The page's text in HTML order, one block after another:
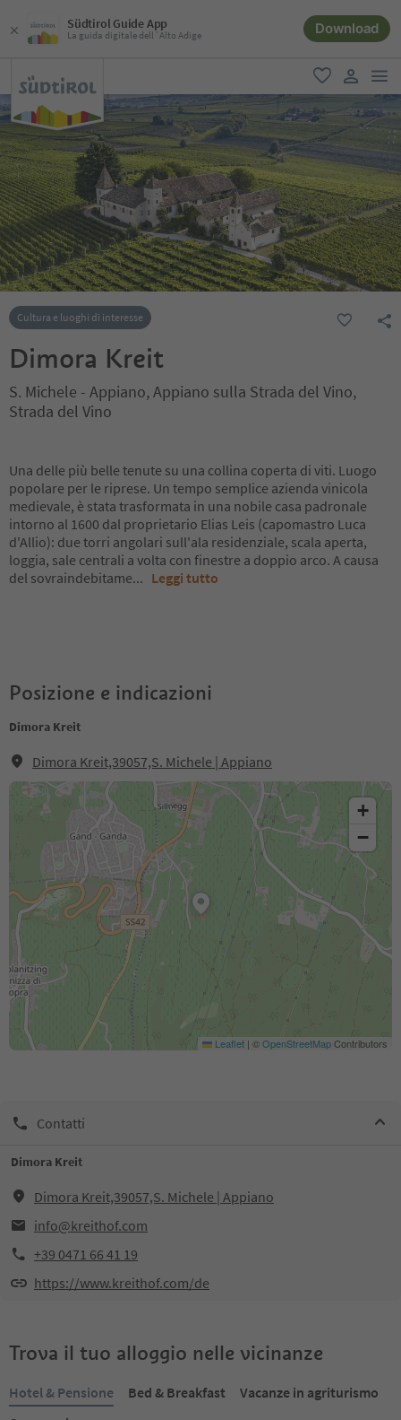
Südtirol Guide App
La guida digitale dell´Alto Adige Download
favoriti
user link
Cultura e luoghi di interesse
Dimora Kreit
S. Michele - Appiano, Appiano sulla Strada del Vino,
Strada del Vino
Una delle più belle tenute su una collina coperta di viti. Luogo
popolare per le riprese. Un tempo semplice azienda vinicola
medievale, è stata trasformata in una nobile casa padronale
intorno al 1600 dal proprietario Elias Leis (capomastro Luca
d'Allio): due torri angolari sull'ala residenziale, scala aperta,
loggia, sale centrali a volta con finestre a doppio arco. A causa
del sovraindebitame... Leggi tutto
Posizione e indicazioni
Dimora Kreit
Dimora Kreit,39057,S. Michele | Appiano
+
−
Leaflet | ©OpenStreetMapContributors
Contatti
Dimora Kreit
Dimora Kreit,39057,S. Michele | Appiano
info@kreithof.com
+39 0471 66 41 19
https://www.kreithof.com/de
Trova il tuo alloggio nelle vicinanze
Hotel & Pensione Bed & Breakfast
Vacanze in agriturismo